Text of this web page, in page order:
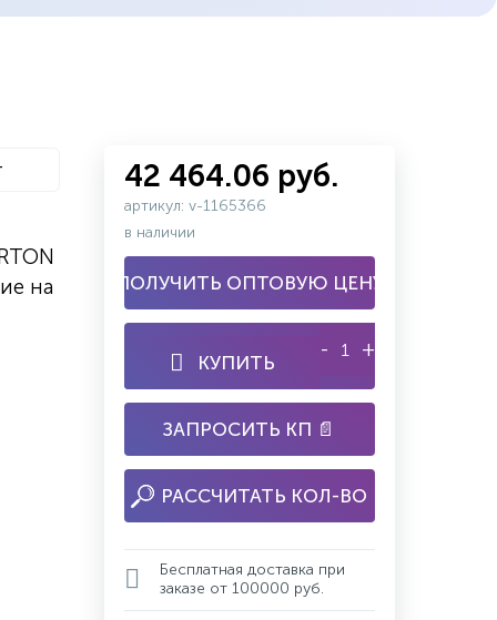
на
42 464.06 руб.
артикул: v-1165366
в наличии
ПОЛУЧИТЬ ОПТОВУЮ ЦЕНУ
КУПИТЬ
- +
ЗАПРОСИТЬ КП 📄
РАССЧИТАТЬ КОЛ-ВО
Бесплатная доставка при
заказе от 100000 руб.